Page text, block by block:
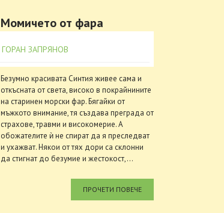
Момичето от фара
ГОРАН ЗАПРЯНОВ
Безумно красивата Синтия живее сама и
откъсната от света, високо в покрайнините
на старинен морски фар. Бягайки от
мъжкото внимание, тя създава преграда от
страхове, травми и високомерие. А
обожателите ѝ не спират да я преследват
и ухажват. Някои от тях дори са склонни
да стигнат до безумие и жестокост,...
ПРОЧЕТИ ПОВЕЧЕ